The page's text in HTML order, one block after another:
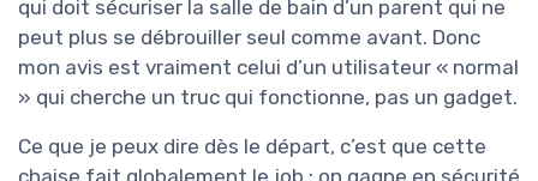
qui doit sécuriser la salle de bain d’un parent qui ne
peut plus se débrouiller seul comme avant. Donc
mon avis est vraiment celui d’un utilisateur « normal
» qui cherche un truc qui fonctionne, pas un gadget.
Ce que je peux dire dès le départ, c’est que cette